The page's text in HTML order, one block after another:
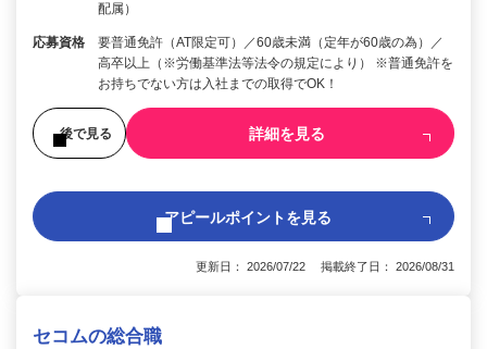
配属）
応募資格
要普通免許（AT限定可）／60歳未満（定年が60歳の為）／
高卒以上（※労働基準法等法令の規定により） ※普通免許を
お持ちでない方は入社までの取得でOK！
後で見る 詳細を見る
アピールポイントを見る
更新日： 2026/07/22 掲載終了日： 2026/08/31
セコムの総合職